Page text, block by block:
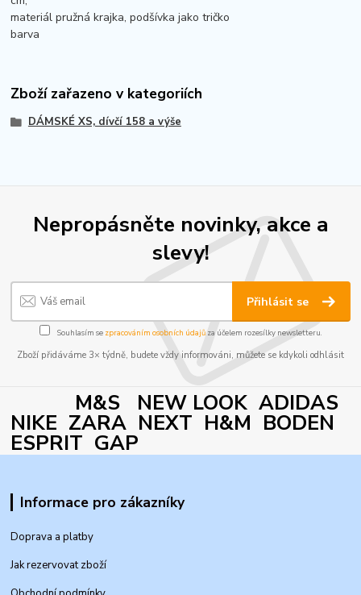
materiál pružná krajka, podšívka jako tričko
barva
Zboží zařazeno v kategoriích
DÁMSKÉ XS, dívčí 158 a výše
Nepropásněte novinky, akce a
slevy!
Přihlásit se
Souhlasím se zpracováním osobních údajůza účelem rozesílky newsletteru.
Zboží přidáváme 3× týdně, budete vždy informováni, můžete se kdykoli odhlásit
M&S NEW LOOK ADIDAS
NIKE ZARA NEXT H&M BODEN
ESPRIT GAP
Informace pro zákazníky
Doprava a platby
Jak rezervovat zboží